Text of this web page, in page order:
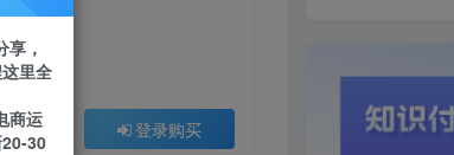
登录购买
，
里全
商运
30